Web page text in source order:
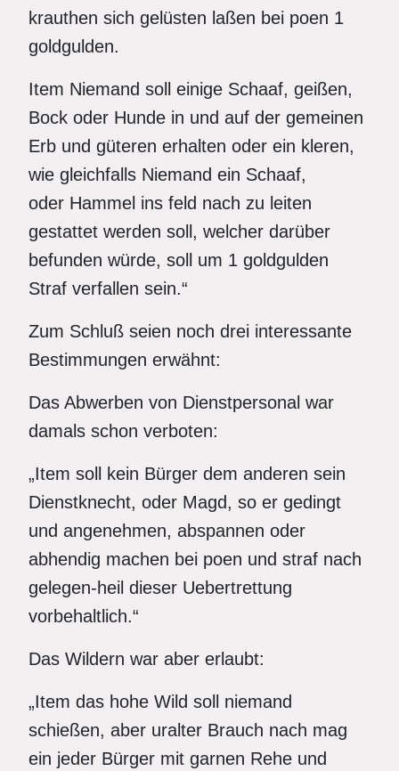
krauthen sich gelüsten laßen bei poen 1
goldgulden.
Item Niemand soll einige Schaaf, geißen,
Bock oder Hunde in und auf der gemeinen
Erb und güteren erhalten oder ein kleren,
wie gleichfalls Niemand ein Schaaf,
oder Hammel ins feld nach zu leiten
gestattet werden soll, welcher darüber
befunden würde, soll um 1 goldgulden
Straf verfallen sein.“
Zum Schluß seien noch drei interessante
Bestimmungen erwähnt:
Das Abwerben von Dienstpersonal war
damals schon verboten:
„Item soll kein Bürger dem anderen sein
Dienstknecht, oder Magd, so er gedingt
und angenehmen, abspannen oder
abhendig machen bei poen und straf nach
gelegen-heil dieser Uebertrettung
vorbehaltlich.“
Das Wildern war aber erlaubt:
„Item das hohe Wild soll niemand
schießen, aber uralter Brauch nach mag
ein jeder Bürger mit garnen Rehe und